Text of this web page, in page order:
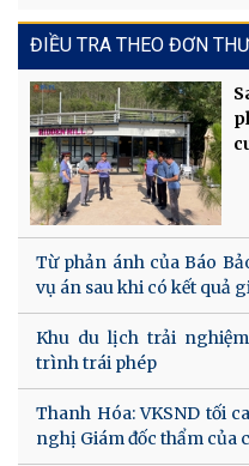
ĐIỀU TRA THEO ĐƠN THƯ
Từ phản ánh của Báo
vụ án sau khi có kết quả
Khu du lịch trải
trình trái phép
Thanh Hóa: VKSND tối
nghị Giám đốc thẩm của